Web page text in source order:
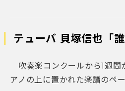
テューバ 貝塚信也「誰
吹奏楽コンクールから1週間
アノの上に置かれた楽譜のペ